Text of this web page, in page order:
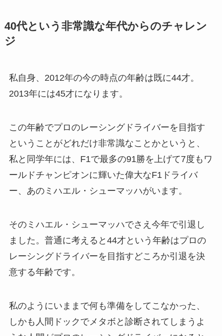
40代という非常識な年代からのチャレン
ジ
私自身、2012年の今の時点の年齢は既に44才。
2013年には45才になります。
この年齢でプロのレーシングドライバーを目指す
ということがどれだけ非常識なことかというと、
私と同学年には、F1で最多の91勝を上げて7度もワ
ールドチャンピオンに輝いた偉大なF1ドライバ
ー、あのミハエル・シューマッハがいます。
そのミハエル・シューマッハでさえ今年で引退し
ました。普通に考えると44才という年齢はプロの
レーシングドライバーを目指すどころか引退を決
意する年齢です。
私のようにいままで何も準備をしてこなかった、
しかも人間ドックでメタボと診断されてしまうよ